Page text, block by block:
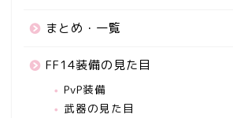
まとめ・一覧
FF14装備の見た目
PvP装備
武器の見た目